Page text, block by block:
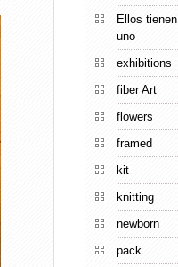
Ellos tienen
uno
exhibitions
fiber Art
flowers
framed
kit
knitting
newborn
pack